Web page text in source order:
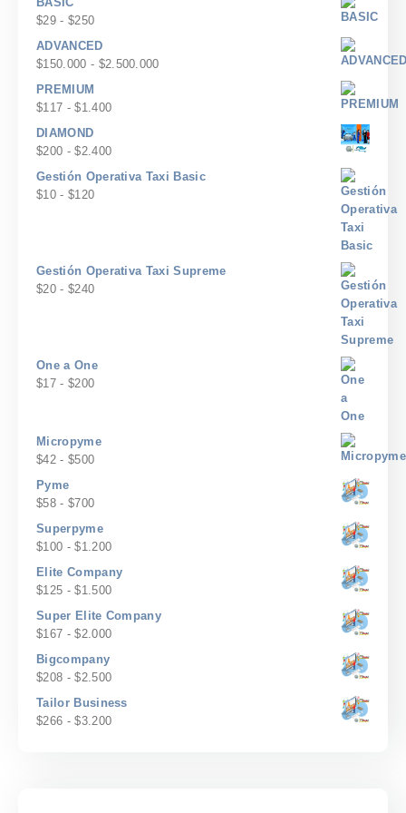
$29 - $250Rango
precios:
desde
hasta
ADVANCED
$150.000 - $2.500.000Rango
$2.500.000
PREMIUM
$117 - $1.400Rango
$117
DIAMOND
$200 - $2.400Rango
Gestión Operativa Taxi Basic
$10 - $120Rango
$10
hasta
Gestión Operativa Taxi Supreme
$20 - $240Rango
$20
hasta
One a One
$17 - $200Rango
desde
$17
Micropyme
$42 - $500Rango
$42
hasta
$500
Pyme
$58 - $700Rango
$58
hasta
$700
Superpyme
$100 - $1.200Rango
precios:
$100
hasta
Elite Company
$125 - $1.500Rango
precios:
hasta
$1.500
Super Elite Company
$167 - $2.000Rango
$167
hasta
Bigcompany
$208 - $2.500Rango
Tailor Business
$266 - $3.200Rango